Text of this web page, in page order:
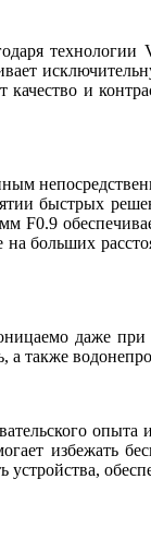
технологии
и
быстрых
F0.9
на больших
даже
также
избежать